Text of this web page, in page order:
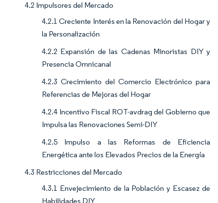
4.2 Impulsores del Mercado
4.2.1 Creciente Interés en la Renovación del Hogar y
la Personalización
4.2.2 Expansión de las Cadenas Minoristas DIY y
Presencia Omnicanal
4.2.3 Crecimiento del Comercio Electrónico para
Referencias de Mejoras del Hogar
4.2.4 Incentivo Fiscal ROT-avdrag del Gobierno que
Impulsa las Renovaciones Semi-DIY
4.2.5 Impulso a las Reformas de Eficiencia
Energética ante los Elevados Precios de la Energía
4.3 Restricciones del Mercado
4.3.1 Envejecimiento de la Población y Escasez de
Habilidades DIY